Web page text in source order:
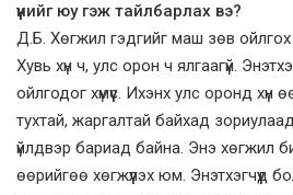
үүнийг юу гэж тайлбарлах вэ?
Д.Б. Хөгжил гэдгийг маш зөв
Хувь хүн ч, улс орон ч ялгаагүй.
ойлгодог хүмүүс. Ихэнх улс оронд хүн
тухтай, жаргалтай байхад
үйлдвэр бариад байна. Энэ хөгжил
өөрийгөө хөгжүүлэх юм. Энэтхэгчүүд